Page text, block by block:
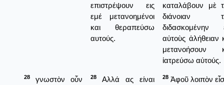
επιστρέψουν εις
εμέ μετανοημένοι
και θεραπεύσω
αυτούς.
καταλάβουν μὲ
διάνοιαν
διδασκομένην
αὐτοὺς ἀλήθειαν
μετανοήσουν
ἰατρεύσω αὐτούς.
28
γνωστὸν οὖν
28
Αλλά ας είναι
28 Ἀφοῦ λοιπὸν